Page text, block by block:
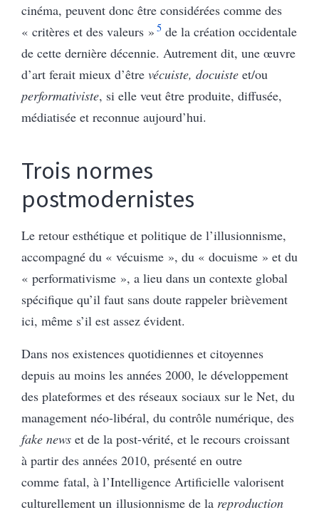
cinéma, peuvent donc être considérées comme des
« critères et des valeurs » 5 de la création occidentale
de cette dernière décennie. Autrement dit, une œuvre
d’art ferait mieux d’être vécuiste, docuiste et/ou
performativiste, si elle veut être produite, diffusée,
médiatisée et reconnue aujourd’hui.
Trois normes
postmodernistes
Le retour esthétique et politique de l’illusionnisme,
accompagné du « vécuisme », du « docuisme » et du
« performativisme », a lieu dans un contexte global
spécifique qu’il faut sans doute rappeler brièvement
ici, même s’il est assez évident.
Dans nos existences quotidiennes et citoyennes
depuis au moins les années 2000, le développement
des plateformes et des réseaux sociaux sur le Net, du
management néo-libéral, du contrôle numérique, des
fake news et de la post-vérité, et le recours croissant
à partir des années 2010, présenté en outre
comme fatal, à l’Intelligence Artificielle valorisent
culturellement un illusionnisme de la reproduction